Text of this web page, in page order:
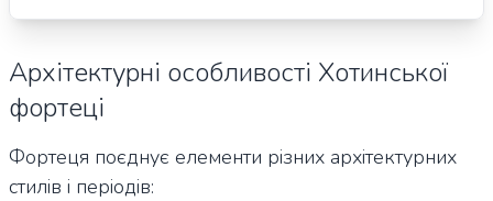
Архітектурні особливості Хотинської
фортеці
Фортеця поєднує елементи різних архітектурних
стилів і періодів: